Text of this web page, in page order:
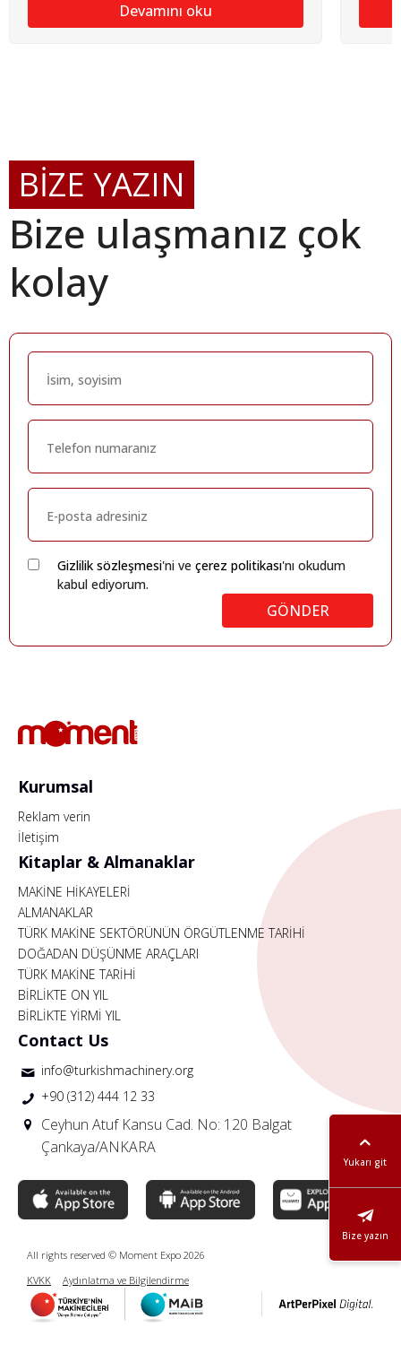
Devamını oku
BİZE YAZIN
Bize ulaşmanız çok
kolay
Gizlilik sözleşmesi'ni ve çerez politikası'nı okudum
kabul ediyorum.
GÖNDER
Yukarı git
Bize yazın
Kurumsal
Reklam verin
İletişim
Kitaplar & Almanaklar
MAKİNE HİKAYELERİ
ALMANAKLAR
TÜRK MAKİNE SEKTÖRÜNÜN ÖRGÜTLENME TARİHİ
DOĞADAN DÜŞÜNME ARAÇLARI
TÜRK MAKİNE TARİHİ
BİRLİKTE ON YIL
BİRLİKTE YİRMİ YIL
Contact Us
info@turkishmachinery.org
+90 (312) 444 12 33
Ceyhun Atuf Kansu Cad. No: 120 Balgat
Çankaya/ANKARA
All rights reserved © Moment Expo 2026
KVKK
Aydınlatma ve Bilgilendirme